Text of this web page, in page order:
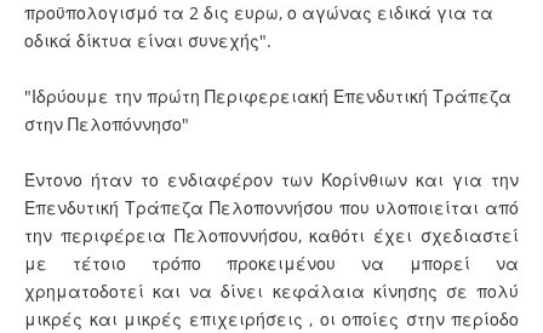
προϋπολογισμό τα 2 δις ευρω, ο αγώνας ειδικά για τα
οδικά δίκτυα είναι συνεχής".
"Ιδρύουμε την πρώτη Περιφερειακή Επενδυτική Τράπεζα
στην Πελοπόννησο"
Έντονο ήταν το ενδιαφέρον των Κορίνθιων και για την
Επενδυτική Τράπεζα Πελοποννήσου που υλοποιείται από
την περιφέρεια Πελοποννήσου, καθότι έχει σχεδιαστεί
με τέτοιο τρόπο προκειμένου να μπορεί να
χρηματοδοτεί και να δίνει κεφάλαια κίνησης σε πολύ
μικρές και μικρές επιχειρήσεις , οι οποίες στην περίοδο